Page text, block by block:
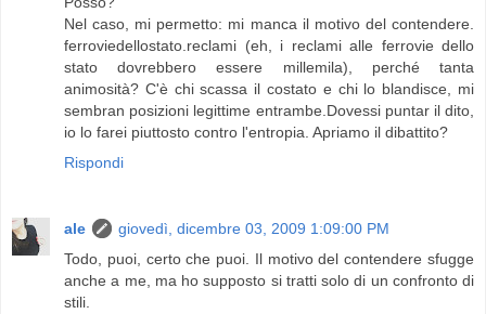
Nel caso, mi permetto: mi manca il motivo del contendere.
ferroviedellostato.reclami (eh, i reclami alle ferrovie dello
stato dovrebbero essere millemila), perché tanta
animosità? C'è chi scassa il costato e chi lo blandisce, mi
sembran posizioni legittime entrambe.Dovessi puntar il dito,
io lo farei piuttosto contro l'entropia. Apriamo il dibattito?
Rispondi
ale
giovedì, dicembre 03, 2009 1:09:00 PM
Todo, puoi, certo che puoi. Il motivo del contendere sfugge
anche a me, ma ho supposto si tratti solo di un confronto di
stili.